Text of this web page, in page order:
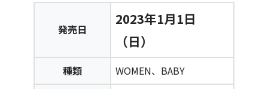
発売日
2023年1月1日
（日）
種類
WOMEN、BABY